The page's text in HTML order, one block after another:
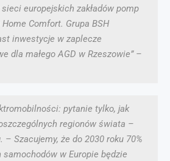
europejskich zakładów pomp
Comfort. Grupa BSH
inwestycje w zaplecze
dla małego AGD w Rzeszowie” –
pytanie tylko, jak
regionów świata –
– Szacujemy, że do 2030 roku 70%
w Europie będzie